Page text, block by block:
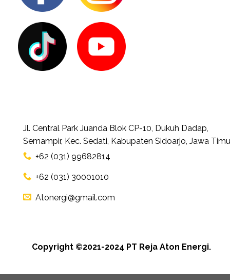
Jl. Central Park Juanda Blok CP-10, Dukuh Dadap,
Semampir, Kec. Sedati, Kabupaten Sidoarjo, Jawa
+62 (031) 99682814
+62 (031) 30001010
Atonergi@gmail.com
Copyright ©2021-2024 PT Reja Aton Energi.